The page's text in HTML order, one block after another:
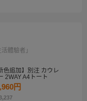
體驗者」
色追加】別注 カウレ
2WAY A4トート
円